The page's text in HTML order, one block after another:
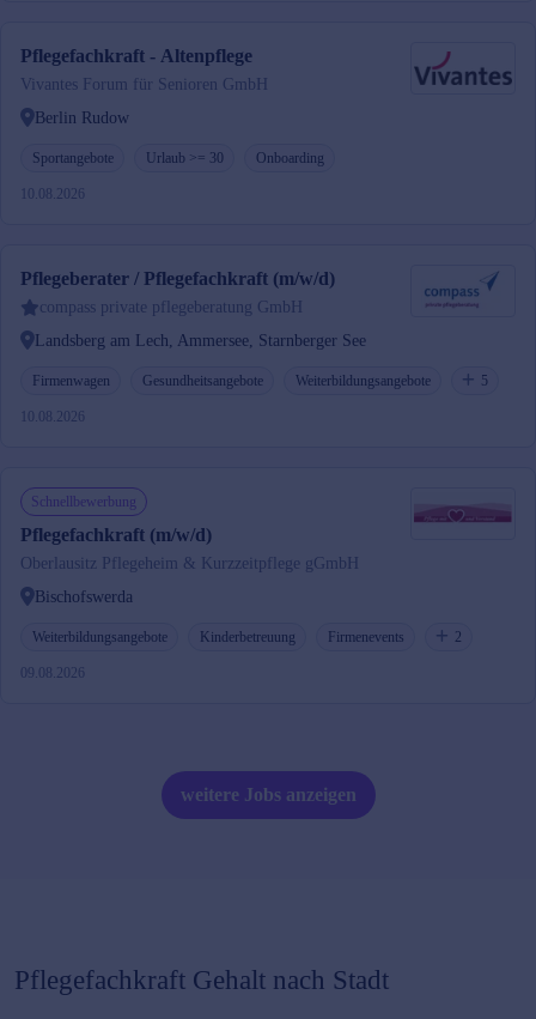
Pflegefachkraft - Altenpflege
Vivantes Forum für Senioren GmbH
Berlin Rudow
Sportangebote Urlaub >= 30 Onboarding
10.08.2026
Pflegeberater / Pflegefachkraft (m/w/d)
compass private pflegeberatung GmbH
Landsberg am Lech, Ammersee, Starnberger See
Firmenwagen Gesundheitsangebote Weiterbildungsangebote 5
10.08.2026
Schnellbewerbung
Pflegefachkraft (m/w/d)
Oberlausitz Pflegeheim & Kurzzeitpflege gGmbH
Bischofswerda
Weiterbildungsangebote Kinderbetreuung Firmenevents 2
09.08.2026
weitere Jobs anzeigen
Pflegefachkraft Gehalt nach Stadt